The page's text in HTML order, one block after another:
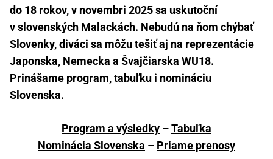
do 18 rokov, v novembri 2025 sa uskutoční
v slovenských Malackách. Nebudú na ňom chýbať
Slovenky, diváci sa môžu tešiť aj na reprezentácie
Japonska, Nemecka a Švajčiarska WU18.
Prinášame program, tabuľku i nomináciu
Slovenska.
Program a výsledky –Tabuľka
Nominácia Slovenska – Priame prenosy